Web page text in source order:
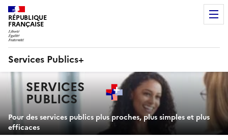
RÉPUBLIQUE
FRANÇAISE
Services Publics+
principaleSERVICES
PUBLICS+
Pour des services publics plus proches, plus simples et plus
efficaces